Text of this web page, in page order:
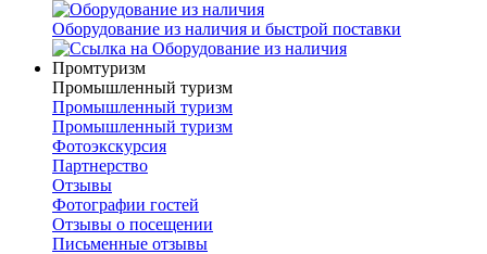
Оборудование из наличия и быстрой поставки
Промтуризм
Промышленный туризм
Промышленный туризм
Промышленный туризм
Фотоэкскурсия
Партнерство
Отзывы
Фотографии гостей
Отзывы о посещении
Письменные отзывы